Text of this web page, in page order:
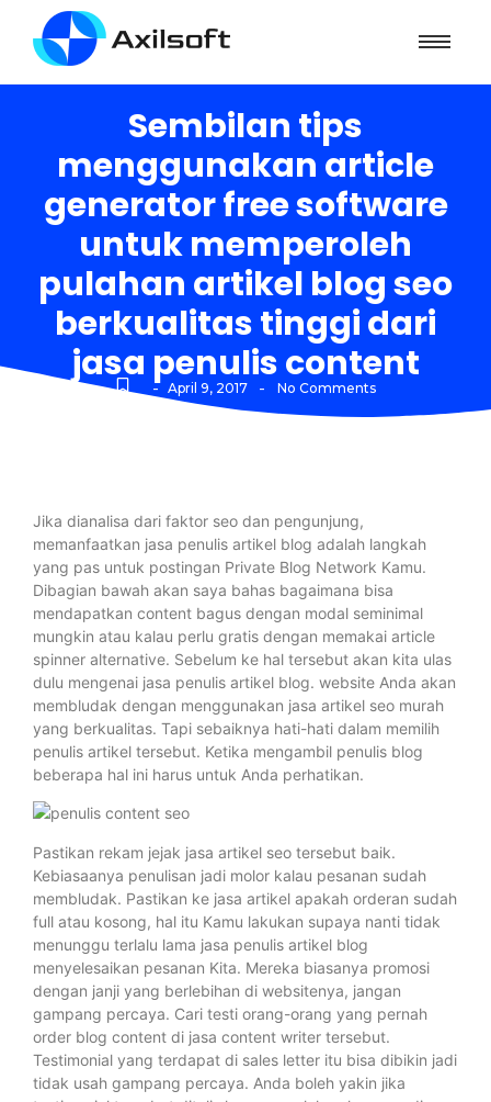
Sembilan tips
menggunakan article
generator free software
untuk memperoleh
pulahan artikel blog seo
berkualitas tinggi dari
jasa penulis content
- April 9, 2017 - No Comments
Jika dianalisa dari faktor seo dan pengunjung,
memanfaatkan jasa penulis artikel blog adalah langkah
yang pas untuk postingan Private Blog Network Kamu.
Dibagian bawah akan saya bahas bagaimana bisa
mendapatkan content bagus dengan modal seminimal
mungkin atau kalau perlu gratis dengan memakai article
spinner alternative. Sebelum ke hal tersebut akan kita ulas
dulu mengenai jasa penulis artikel blog. website Anda akan
membludak dengan menggunakan jasa artikel seo murah
yang berkualitas. Tapi sebaiknya hati-hati dalam memilih
penulis artikel tersebut. Ketika mengambil penulis blog
beberapa hal ini harus untuk Anda perhatikan.
Pastikan rekam jejak jasa artikel seo tersebut baik.
Kebiasaanya penulisan jadi molor kalau pesanan sudah
membludak. Pastikan ke jasa artikel apakah orderan sudah
full atau kosong, hal itu Kamu lakukan supaya nanti tidak
menunggu terlalu lama jasa penulis artikel blog
menyelesaikan pesanan Kita. Mereka biasanya promosi
dengan janji yang berlebihan di websitenya, jangan
gampang percaya. Cari testi orang-orang yang pernah
order blog content di jasa content writer tersebut.
Testimonial yang terdapat di sales letter itu bisa dibikin jadi
tidak usah gampang percaya. Anda boleh yakin jika